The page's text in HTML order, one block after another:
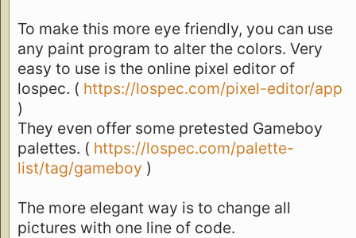
To make this more eye friendly, you can use
any paint program to alter the colors. Very
easy to use is the online pixel editor of
lospec. ( https://lospec.com/pixel-editor/app
)
They even offer some pretested Gameboy
palettes. ( https://lospec.com/palette-
list/tag/gameboy )
The more elegant way is to change all
pictures with one line of code.